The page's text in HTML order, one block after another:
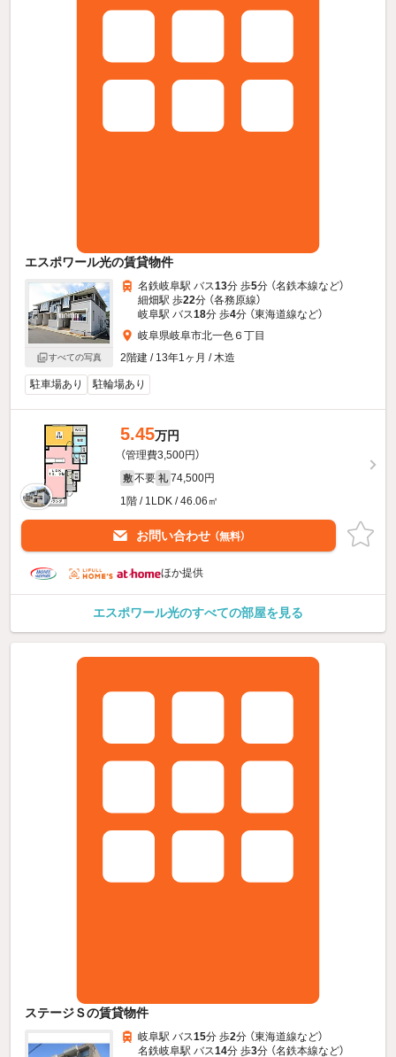
エスポワール光の賃貸物件
すべての写真
名鉄岐阜駅 バス13分 歩5分 （名鉄本線など）
細畑駅 歩22分 （各務原線）
岐阜駅 バス18分 歩4分 （東海道線など）
岐阜県岐阜市北一色６丁目
2階建 / 13年1ヶ月 / 木造
駐車場あり 駐輪場あり
5.45万円
（管理費3,500円）
敷 不要 礼 74,500円
1階 / 1LDK / 46.06㎡
お問い合わせ （無料）
ほか提供
エスポワール光のすべての部屋を見る
ステージＳの賃貸物件
岐阜駅 バス15分 歩2分 （東海道線など）
名鉄岐阜駅 バス14分 歩3分 （名鉄本線など）